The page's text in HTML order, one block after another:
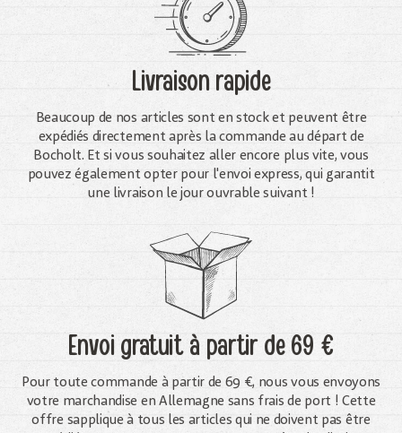
Livraison rapide
Beaucoup de nos articles sont en stock et peuvent être
expédiés directement après la commande au départ de
Bocholt. Et si vous souhaitez aller encore plus vite, vous
pouvez également opter pour l'envoi express, qui garantit
une livraison le jour ouvrable suivant !
Envoi gratuità partir de 69 €
Pour toute commande à partir de 69 €, nous vous envoyons
votre marchandise en Allemagne sans frais de port ! Cette
offre sapplique à tous les articles qui ne doivent pas être